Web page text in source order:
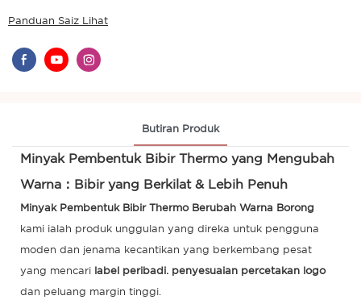
Panduan Saiz Lihat
Butiran Produk
Minyak Pembentuk Bibir Thermo yang Mengubah
Warna：Bibir yang Berkilat & Lebih Penuh
Minyak Pembentuk Bibir Thermo Berubah Warna Borong
kami ialah produk unggulan yang direka untuk pengguna
moden dan jenama kecantikan yang berkembang pesat
yang mencari label peribadi. penyesuaian percetakan logo
dan peluang margin tinggi.